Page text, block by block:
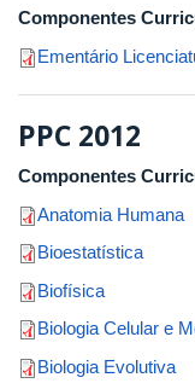
Componentes
Ementário
PPC 2012
Componentes
Anatomia Humana
Bioestatística
Biofísica
Biologia Celular e
Biologia Evolutiva